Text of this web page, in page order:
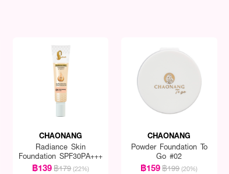
CHAONANG
Radiance Skin
Foundation SPF30PA+++
฿139฿179 (22%)
CHAONANG
Powder Foundation To
Go #02
฿159฿199 (20%)